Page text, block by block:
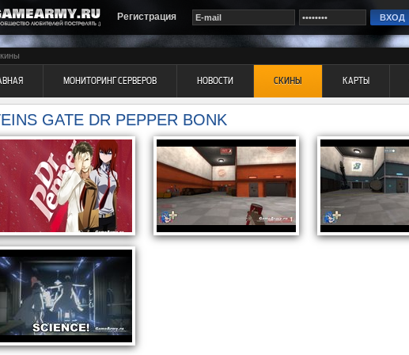
Регистрация
МОНИТОРИНГ СЕРВЕРОВ НОВОСТИ СКИНЫ КАРТЫ
GATE DR PEPPER BONK